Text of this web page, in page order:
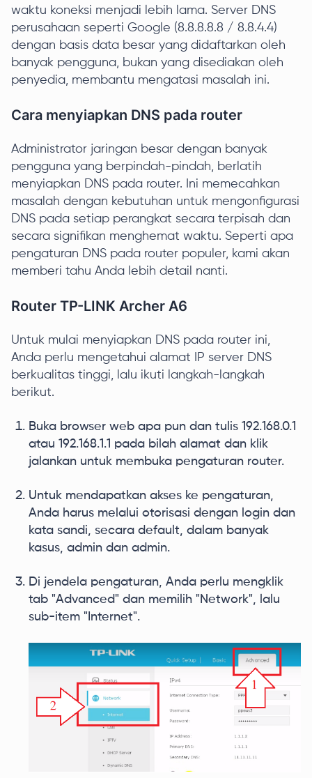
waktu koneksi menjadi lebih lama. Server DNS
perusahaan seperti Google (8.8.8.8.8 / 8.8.4.4)
dengan basis data besar yang didaftarkan oleh
banyak pengguna, bukan yang disediakan oleh
penyedia, membantu mengatasi masalah ini.
Cara menyiapkan DNS pada router
Administrator jaringan besar dengan banyak
pengguna yang berpindah-pindah, berlatih
menyiapkan DNS pada router. Ini memecahkan
masalah dengan kebutuhan untuk mengonfigurasi
DNS pada setiap perangkat secara terpisah dan
secara signifikan menghemat waktu. Seperti apa
pengaturan DNS pada router populer, kami akan
memberi tahu Anda lebih detail nanti.
Router TP-LINK Archer A6
Untuk mulai menyiapkan DNS pada router ini,
Anda perlu mengetahui alamat IP server DNS
berkualitas tinggi, lalu ikuti langkah-langkah
berikut.
Buka browser web apa pun dan tulis 192.168.0.1
atau 192.168.1.1 pada bilah alamat dan klik
jalankan untuk membuka pengaturan router.
Untuk mendapatkan akses ke pengaturan,
Anda harus melalui otorisasi dengan login dan
kata sandi, secara default, dalam banyak
kasus, admin dan admin.
Di jendela pengaturan, Anda perlu mengklik
tab "Advanced" dan memilih "Network", lalu
sub-item "Internet".